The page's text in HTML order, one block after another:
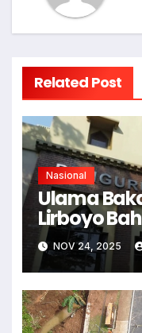
Related Post
Nasional
Ulama
Lirboyo
NOV 24, 2025